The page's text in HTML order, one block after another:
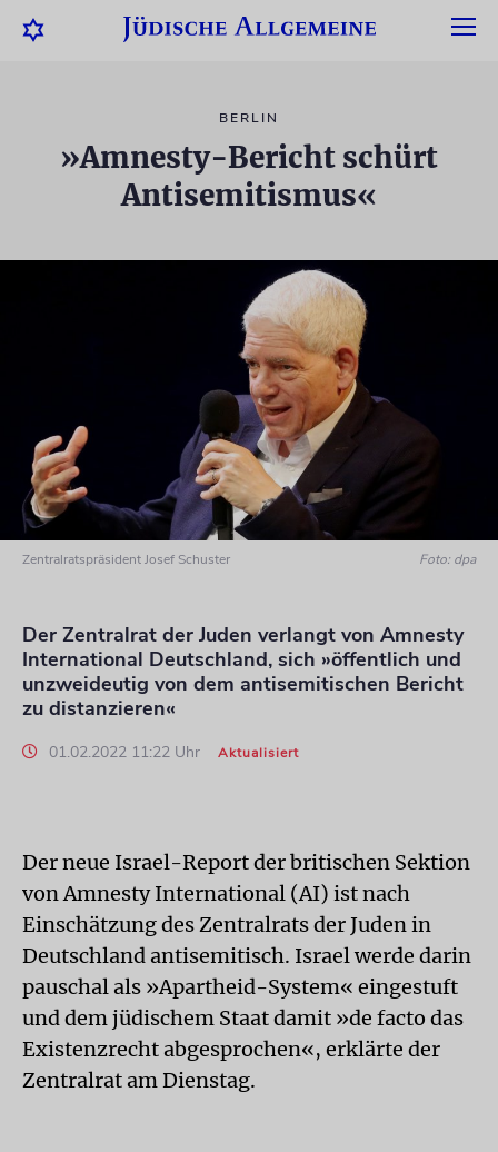
BERLIN
»Amnesty-Bericht schürt
Antisemitismus«
Zentralratspräsident Josef Schuster Foto: dpa
Der Zentralrat der Juden verlangt von Amnesty
International Deutschland, sich »öffentlich und
unzweideutig von dem antisemitischen Bericht
zu distanzieren«
01.02.2022 11:22 Uhr Aktualisiert
Der neue Israel-Report der britischen Sektion
von Amnesty International (AI) ist nach
Einschätzung des Zentralrats der Juden in
Deutschland antisemitisch. Israel werde darin
pauschal als »Apartheid-System« eingestuft
und dem jüdischem Staat damit »de facto das
Existenzrecht abgesprochen«, erklärte der
Zentralrat am Dienstag.